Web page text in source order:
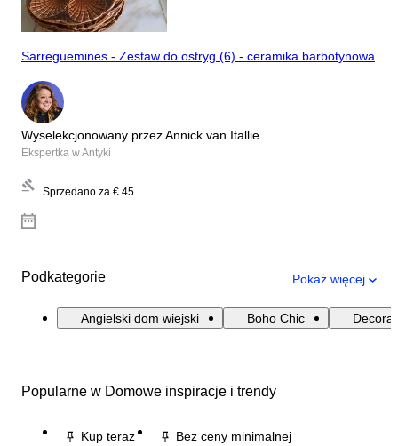
Sarreguemines - Zestaw do ostryg (6) - ceramika barbotynowa
Wyselekcjonowany przez Annick van Itallie
Ekspertka w Antyki
Sprzedano za € 45
Podkategorie Pokaż więcej
Angielski dom wiejski Boho Chic
Popularne w Domowe inspiracje i trendy
Kup teraz
Bez ceny minimalnej